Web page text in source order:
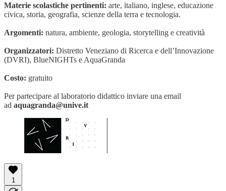
Materie scolastiche pertinenti: arte, italiano, inglese, educazione
civica, storia, geografia, scienze della terra e tecnologia.
Argomenti: natura, ambiente, geologia, storytelling e creatività
Organizzatori: Distretto Veneziano di Ricerca e dell’Innovazione
(DVRI), BlueNIGHTs e AquaGranda
Costo: gratuito
Per partecipare al laboratorio didattico inviare una email
ad aquagranda@unive.it
1